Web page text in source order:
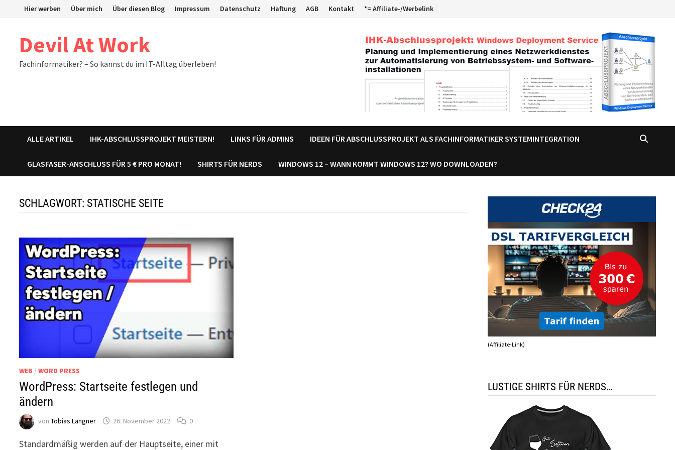
Hier werben Über mich Über diesen Blog Impressum Datenschutz Haftung AGB Kontakt *= Affiliate-/Werbelink
Devil At Work
Fachinformatiker? – So kannst du im IT-Alltag überleben!
ALLE ARTIKEL IHK-ABSCHLUSSPROJEKT MEISTERN! LINKS FÜR ADMINS IDEEN FÜR ABSCHLUSSPROJEKT ALS FACHINFORMATIKER SYSTEMINTEGRATION
GLASFASER-ANSCHLUSS FÜR 5 € PRO MONAT! SHIRTS FÜR NERDS WINDOWS 12 – WANN KOMMT WINDOWS 12? WO DOWNLOADEN?
SCHLAGWORT: STATISCHE SEITE
WEB /WORD PRESS
WordPress: Startseite festlegen und
ändern
vonTobias Langner 26. November 2022 0
Standardmäßig werden auf der Hauptseite, einer mit
(Affiliate-Link)
LUSTIGE SHIRTS FÜR NERDS…